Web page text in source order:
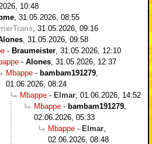
10:48
31.05.2026, 08:55
31.05.2026, 09:16
31.05.2026, 09:58
- Braumeister 31.05.2026, 12:10
- Alones 31.05.2026, 12:37
Mbappe - bambam191279
01.06.2026, 08:24
Mbappe - Elmar 01.06.2026, 14:52
Mbappe - bambam191279
02.06.2026, 05:33
Mbappe - Elmar
02.06.2026, 08:48